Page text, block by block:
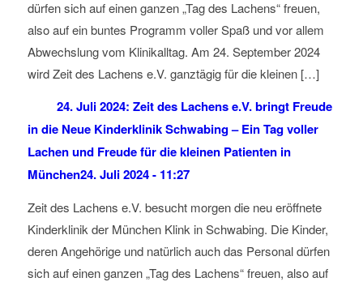
dürfen sich auf einen ganzen „Tag des Lachens“ freuen,
also auf ein buntes Programm voller Spaß und vor allem
Abwechslung vom Klinikalltag. Am 24. September 2024
wird Zeit des Lachens e.V. ganztägig für die kleinen […]
24. Juli 2024: Zeit des Lachens e.V. bringt Freude
in die Neue Kinderklinik Schwabing – Ein Tag voller
Lachen und Freude für die kleinen Patienten in
München24. Juli 2024 - 11:27
Zeit des Lachens e.V. besucht morgen die neu eröffnete
Kinderklinik der München Klink in Schwabing. Die Kinder,
deren Angehörige und natürlich auch das Personal dürfen
sich auf einen ganzen „Tag des Lachens“ freuen, also auf